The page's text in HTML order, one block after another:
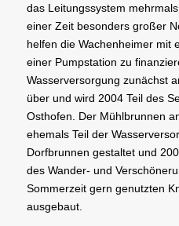
das Leitungssystem
einer Zeit besonders großer
helfen die Wachenheimer mit
einer Pumpstation zu
Wasserversorgung zunächst
über und wird 2004 Teil des
Osthofen. Der Mühlbrunnen
ehemals Teil der
Dorfbrunnen gestaltet und
des Wander- und
Sommerzeit gern genutzten
ausgebaut.